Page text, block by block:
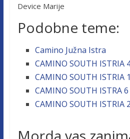
Device Marije
Podobne teme:
Camino Južna Istra
CAMINO SOUTH ISTRIA
CAMINO SOUTH ISTRIA 1
CAMINO SOUTH ISTRA 6
CAMINO SOUTH ISTRIA 2